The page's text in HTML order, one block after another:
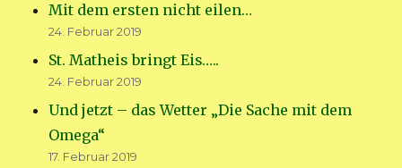
Mit dem ersten nicht eilen…
24. Februar 2019
St. Matheis bringt Eis…..
24. Februar 2019
Und jetzt – das Wetter „Die Sache mit dem
Omega“
17. Februar 2019